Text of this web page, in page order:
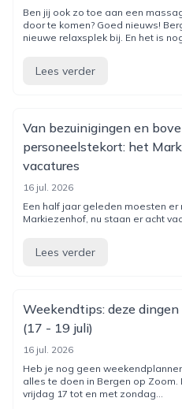
Ben jij ook zo toe aan een
door te komen? Goed nieuws!
nieuwe relaxsplek bij. En het is
Lees verder
Van bezuinigingen en
personeelstekort: het
vacatures
16 jul. 2026
Een half jaar geleden moesten
Markiezenhof, nu staan er acht
Lees verder
Weekendtips: deze
(17 - 19 juli)
16 jul. 2026
Heb je nog geen
alles te doen in Bergen op
vrijdag 17 tot en met zondag...